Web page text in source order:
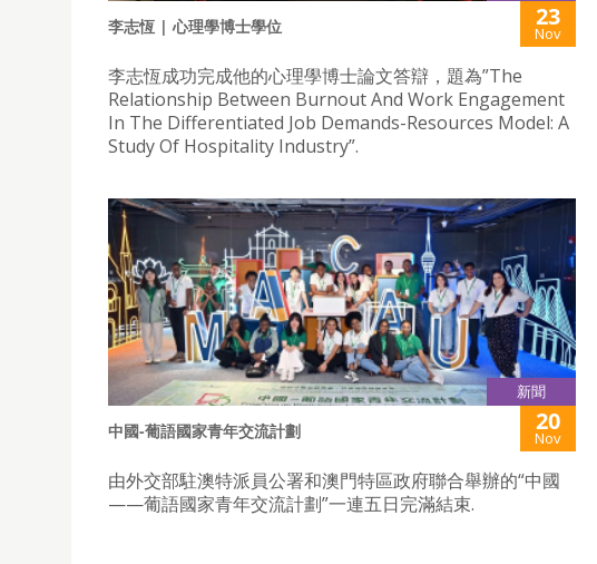
李志恆 | 心理學博士學位 23
Nov
李志恆成功完成他的心理學博士論文答辯，題為”The
Relationship Between Burnout And Work Engagement
In The Differentiated Job Demands-Resources Model: A
Study Of Hospitality Industry”.
新聞
中國-葡語國家青年交流計劃 20
Nov
由外交部駐澳特派員公署和澳門特區政府聯合舉辦的“中國
——葡語國家青年交流計劃”一連五日完滿結束.